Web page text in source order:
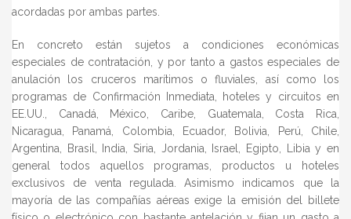
acordadas por ambas partes.
En concreto están sujetos a condiciones económicas
especiales de contratación, y por tanto a gastos especiales de
anulación los cruceros marítimos o fluviales, así como los
programas de Confirmación Inmediata, hoteles y circuitos en
EE.UU., Canadá, México, Caribe, Guatemala, Costa Rica,
Nicaragua, Panamá, Colombia, Ecuador, Bolivia, Perú, Chile,
Argentina, Brasil, India, Siria, Jordania, Israel, Egipto, Libia y en
general todos aquellos programas, productos u hoteles
exclusivos de venta regulada. Asimismo indicamos que la
mayoría de las compañías aéreas exige la emisión del billete